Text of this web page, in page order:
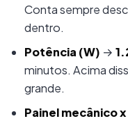
Conta sempre
dentro.
Potência (W) →
minutos. Acima
grande.
Painel mecânico